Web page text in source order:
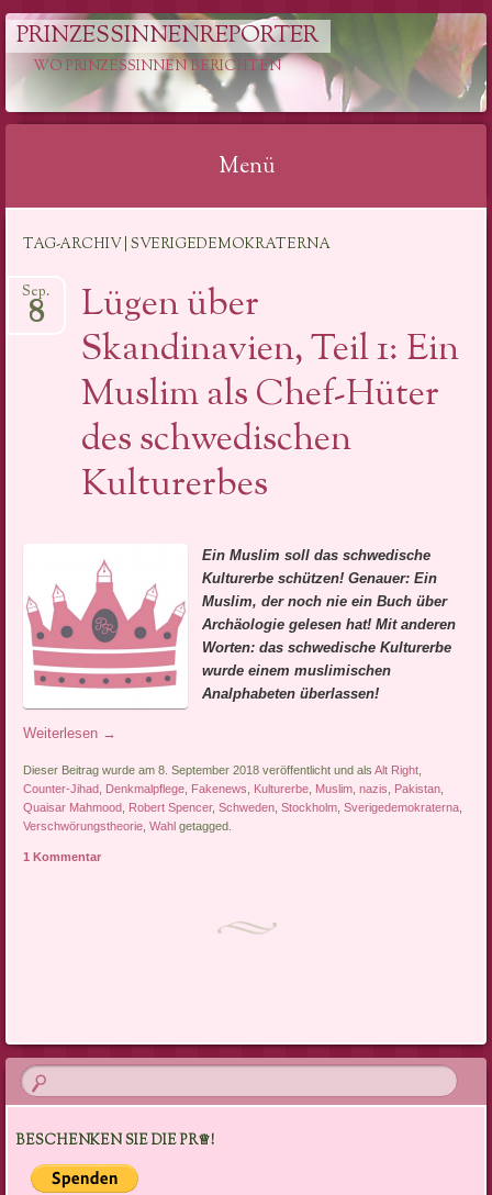
PRINZESSINNENREPORTER
WO PRINZESSINNEN BERICHTEN
Menü
Inhalt
TAG-ARCHIV | SVERIGEDEMOKRATERNA
Lügen über
Skandinavien, Teil 1: Ein
Muslim als Chef-Hüter
des schwedischen
Kulturerbes
Sep.
8
Ein Muslim soll das schwedische
Kulturerbe schützen! Genauer: Ein
Muslim, der noch nie ein Buch über
Archäologie gelesen hat! Mit anderen
Worten: das schwedische Kulturerbe
wurde einem muslimischen
Analphabeten überlassen!
Weiterlesen →
Dieser Beitrag wurde am 8. September 2018 veröffentlicht und alsAlt Right
Counter-Jihad Denkmalpflege Fakenews Kulturerbe Muslim ,nazis Pakistan
Quaisar Mahmood Robert Spencer,Schweden ,Stockholm ,Sverigedemokraterna
Verschwörungstheorie ,Wahl getagged.
1 Kommentar
BESCHENKEN SIE DIE PR♕!